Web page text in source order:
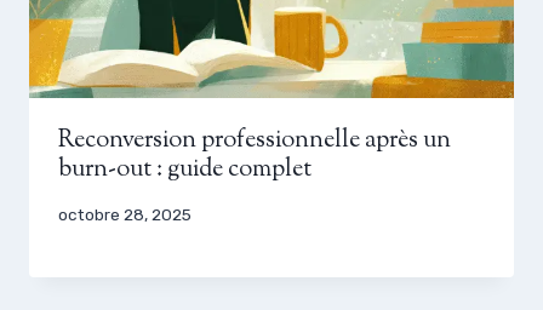
Reconversion professionnelle après un
burn-out : guide complet
octobre 28, 2025